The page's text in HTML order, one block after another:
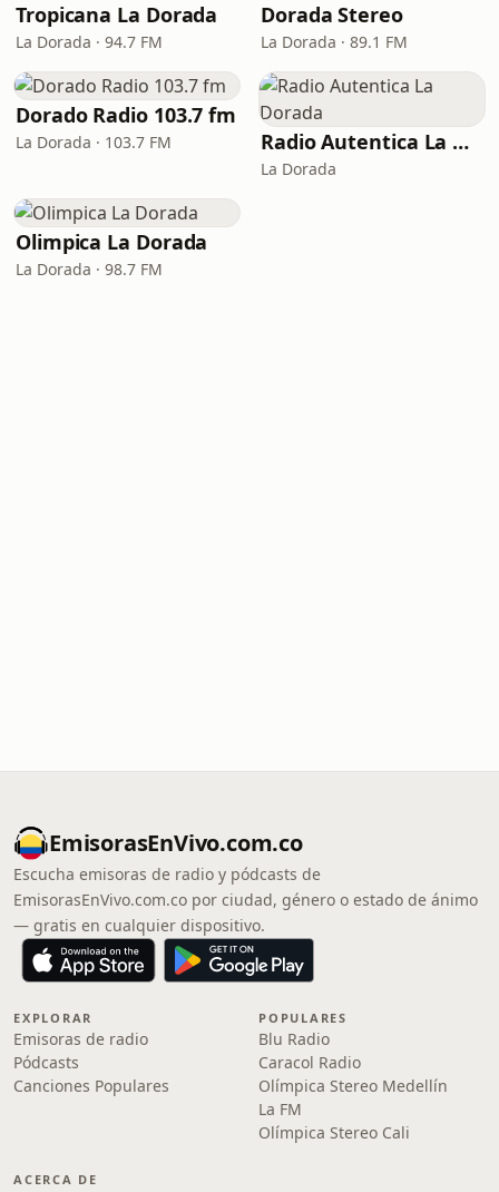
Tropicana La Dorada
La Dorada · 94.7 FM
Dorada Stereo
La Dorada · 89.1 FM
Dorado Radio 103.7 fm
La Dorada · 103.7 FM Radio Autentica La Dorada
La Dorada
Olimpica La Dorada
La Dorada · 98.7 FM
EmisorasEnVivo.com.co
Escucha emisoras de radio y pódcasts de
EmisorasEnVivo.com.co por ciudad, género o estado de ánimo
— gratis en cualquier dispositivo.
EXPLORAR
Emisoras de radio
Pódcasts
Canciones Populares
POPULARES
Blu Radio
Caracol Radio
Olímpica Stereo Medellín
La FM
Olímpica Stereo Cali
ACERCA DE